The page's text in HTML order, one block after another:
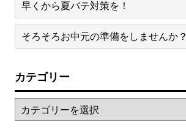
早くから夏バテ対策を！
そろそろお中元の準備をしませんか？
カテゴリー